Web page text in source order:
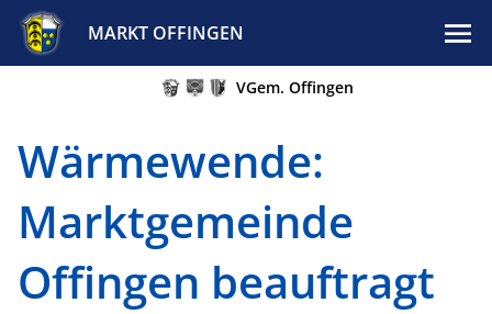
MARKT OFFINGEN
VGem. Offingen
Wärmewende:
Marktgemeinde
Offingen beauftragt